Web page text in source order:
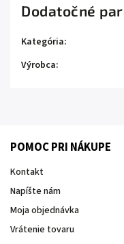
Dodatočné
Kategória:
Výrobca:
POMOC PRI NÁKUPE
Kontakt
Napíšte nám
Moja objednávka
Vrátenie tovaru